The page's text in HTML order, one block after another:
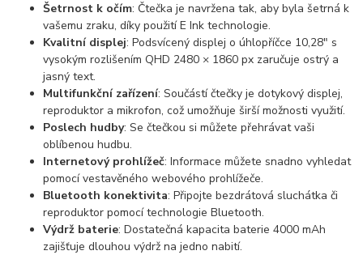
Šetrnost k očím: Čtečka je navržena tak, aby byla šetrná k
vašemu zraku, díky použití E Ink technologie.
Kvalitní displej: Podsvícený displej o úhlopříčce 10,28" s
vysokým rozlišením QHD 2480 × 1860 px zaručuje ostrý a
jasný text.
Multifunkční zařízení: Součástí čtečky je dotykový displej,
reproduktor a mikrofon, což umožňuje širší možnosti využití.
Poslech hudby: Se čtečkou si můžete přehrávat vaši
oblíbenou hudbu.
Internetový prohlížeč: Informace můžete snadno vyhledat
pomocí vestavěného webového prohlížeče.
Bluetooth konektivita: Připojte bezdrátová sluchátka či
reproduktor pomocí technologie Bluetooth.
Výdrž baterie: Dostatečná kapacita baterie 4000 mAh
zajišťuje dlouhou výdrž na jedno nabití.